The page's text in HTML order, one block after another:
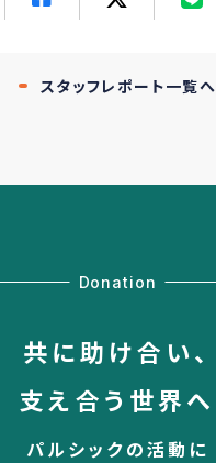
スタッフレポート一覧へ
Donation
共に助け合い、
支え合う世界へ
パルシックの活動に